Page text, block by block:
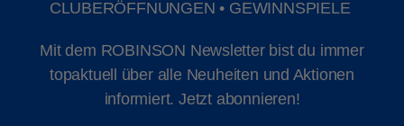
CLUBERÖFFNUNGEN • GEWINNSPIELE
Mit dem ROBINSON Newsletter bist du immer
topaktuell über alle Neuheiten und Aktionen
informiert. Jetzt abonnieren!